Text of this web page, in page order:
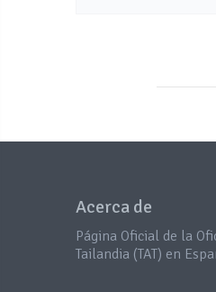
Acerca de
Página Oficial de la
Tailandia (TAT) en